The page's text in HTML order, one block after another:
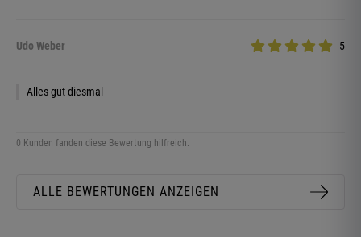
Udo Weber 5
Alles gut diesmal
0 Kunden fanden diese Bewertung hilfreich.
ALLE BEWERTUNGEN ANZEIGEN